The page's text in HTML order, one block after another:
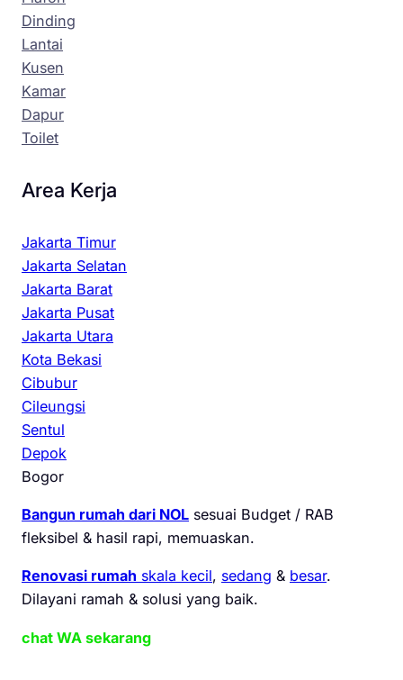
Dinding
Lantai
Kusen
Kamar
Dapur
Toilet
Area Kerja
Jakarta Timur
Jakarta Selatan
Jakarta Barat
Jakarta Pusat
Jakarta Utara
Kota Bekasi
Cibubur
Cileungsi
Sentul
Depok
Bogor
Bangun rumah dari NOL sesuai Budget / RAB
fleksibel & hasil rapi, memuaskan.
Renovasi rumah skala kecil, sedang & besar.
Dilayani ramah & solusi yang baik.
chat WA sekarang